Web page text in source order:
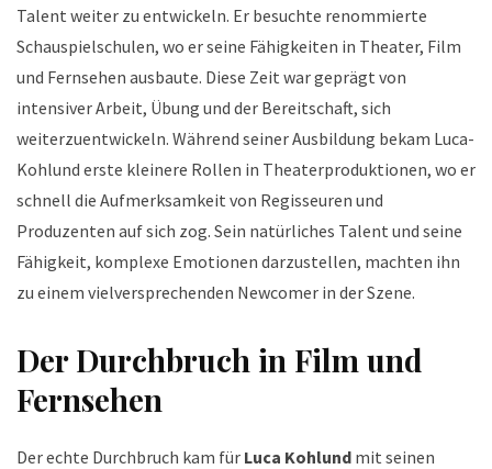
Talent weiter zu entwickeln. Er besuchte renommierte
Schauspielschulen, wo er seine Fähigkeiten in Theater, Film
und Fernsehen ausbaute. Diese Zeit war geprägt von
intensiver Arbeit, Übung und der Bereitschaft, sich
weiterzuentwickeln. Während seiner Ausbildung bekam Luca-
Kohlund erste kleinere Rollen in Theaterproduktionen, wo er
schnell die Aufmerksamkeit von Regisseuren und
Produzenten auf sich zog. Sein natürliches Talent und seine
Fähigkeit, komplexe Emotionen darzustellen, machten ihn
zu einem vielversprechenden Newcomer in der Szene.
Der Durchbruch in Film und
Fernsehen
Der echte Durchbruch kam für Luca Kohlund mit seinen